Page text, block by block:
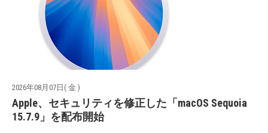
2026年08月07日( 金 )
Apple、セキュリティを修正した「macOS Sequoia
15.7.9」を配布開始